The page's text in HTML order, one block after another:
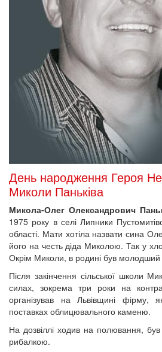
День народження Героя
Миколи Паньківа
Микола-Олег Олександрович
1975 року в селі Липники
області. Мати хотіла назвати сина
його на честь діда Миколою. Так у
Окрім Миколи, в родині був
Після закінчення сільської школи
силах, зокрема три роки на
організував на Львівщині фірму,
поставках облицювального каменю.
На дозвіллі ходив на полювання,
рибалкою.